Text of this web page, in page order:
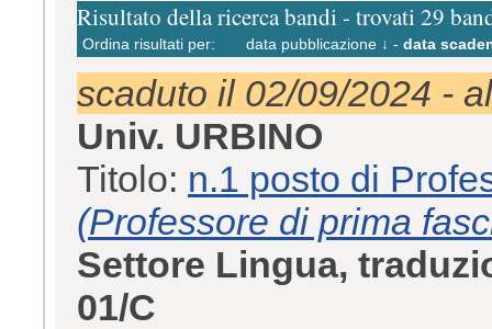
Risultato della ricerca bandi - trovati 29
Ordina risultati per: data pubblicazione ↓ - data
scaduto il 02/09/2024 -
Univ. URBINO
Titolo: n.1 posto di
(Professore di prima
Settore Lingua,
01/C